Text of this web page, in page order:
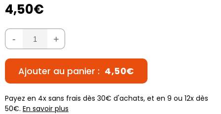
4,50€
- +
Ajouter au panier : 4,50€
Payez en 4x sans frais dès 30€ d'achats, et en 9 ou 12x dès
50€. En savoir plus